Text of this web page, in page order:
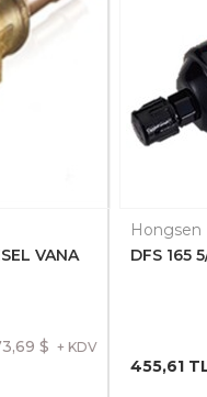
VANA
$ + KDV
Hongsen
DFS 165
455,61